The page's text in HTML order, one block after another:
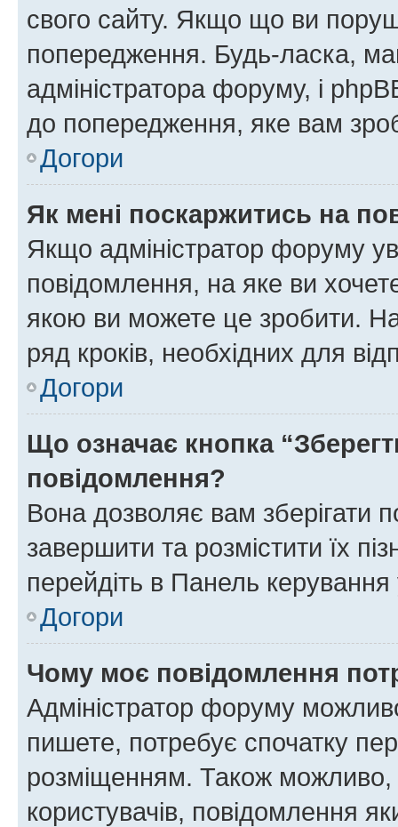
свого сайту. Якщо що ви
попередження. Будь-ласка,
адміністратора форуму, і
до попередження, яке вам
Догори
Як мені поскаржитись на
Якщо адміністратор форуму
повідомлення, на яке ви
якою ви можете це зробити.
ряд кроків, необхідних для
Догори
Що означає кнопка
повідомлення?
Вона дозволяє вам зберігати
завершити та розмістити їх
перейдіть в Панель керування
Догори
Чому моє повідомлення
Адміністратор форуму
пишете, потребує спочатку
розміщенням. Також можливо,
користувачів, повідомлення